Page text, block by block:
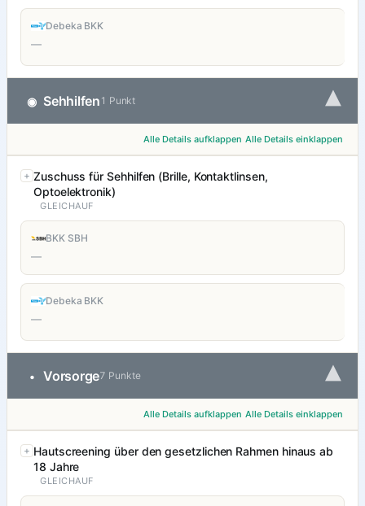
Debeka BKK
—
◉ Sehhilfen 1 Punkt ▾
Alle Details aufklappen Alle Details einklappen
Zuschuss für Sehhilfen (Brille, Kontaktlinsen,
Optoelektronik)
GLEICHAUF
BKK SBH
—
Debeka BKK
—
• Vorsorge7 Punkte ▾
Alle Details aufklappen Alle Details einklappen
Hautscreening über den gesetzlichen Rahmen hinaus ab
18 Jahre
GLEICHAUF